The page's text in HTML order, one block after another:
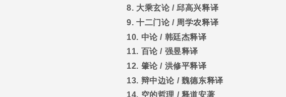
8. 大乘玄论/邱高兴释译
9. 十二门论/ 周学农释译
10. 中论/ 韩廷杰释译
11. 百论/ 强昱释译
12. 肇论/ 洪修平释译
13. 辩中边论 / 魏德东释译
14. 空的哲理 / 释道安著